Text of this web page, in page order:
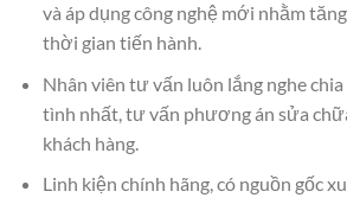
và áp dụng công nghệ mới nhằm
thời gian tiến hành.
Nhân viên tư vấn luôn lắng nghe
tình nhất, tư vấn phương án sửa
khách hàng.
Linh kiện chính hãng, có nguồn gốc